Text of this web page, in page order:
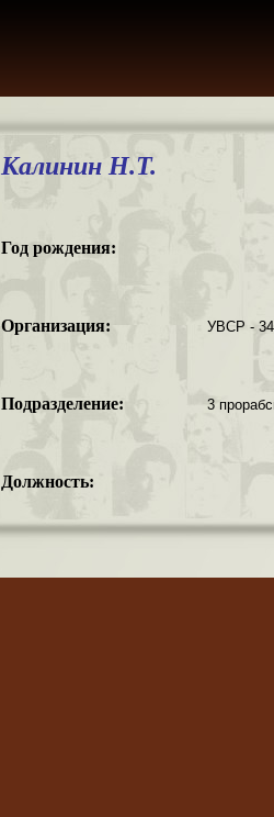
Калинин Н.Т.
Год рождения:
Организация: УВСР -
Подразделение: 3
Должность: